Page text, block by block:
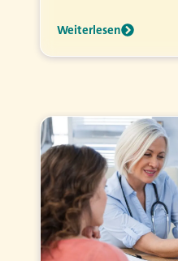
Weiterlesen